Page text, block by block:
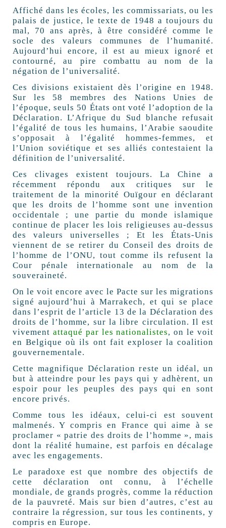
Affiché dans les écoles, les commissariats, ou les
palais de justice, le texte de 1948 a toujours du
mal, 70 ans après, à être considéré comme le
socle des valeurs communes de l’humanité.
Aujourd’hui encore, il est au mieux ignoré et
contourné, au pire combattu au nom de la
négation de l’universalité.
Ces divisions existaient dès l’origine en 1948.
Sur les 58 membres des Nations Unies de
l’époque, seuls 50 États ont voté l’adoption de la
Déclaration. L’Afrique du Sud blanche refusait
l’égalité de tous les humains, l’Arabie saoudite
s’opposait à l’égalité hommes-femmes, et
l’Union soviétique et ses alliés contestaient la
définition de l’universalité.
Ces clivages existent toujours. La Chine a
récemment répondu aux critiques sur le
traitement de la minorité Ouïgour en déclarant
que les droits de l’homme sont une invention
occidentale ; une partie du monde islamique
continue de placer les lois religieuses au-dessus
des valeurs universelles ; Et les États-Unis
viennent de se retirer du Conseil des droits de
l’homme de l’ONU, tout comme ils refusent la
Cour pénale internationale au nom de la
souveraineté.
On le voit encore avec le Pacte sur les migrations
signé aujourd’hui à Marrakech, et qui se place
dans l’esprit de l’article 13 de la Déclaration des
droits de l’homme, sur la libre circulation. Il est
vivement attaqué par les nationalistes, on le voit
en Belgique où ils ont fait exploser la coalition
gouvernementale.
Cette magnifique Déclaration reste un idéal, un
but à atteindre pour les pays qui y adhèrent, un
espoir pour les peuples des pays qui en sont
encore privés.
Comme tous les idéaux, celui-ci est souvent
malmenés. Y compris en France qui aime à se
proclamer « patrie des droits de l’homme », mais
dont la réalité humaine, est parfois en décalage
avec les engagements.
Le paradoxe est que nombre des objectifs de
cette déclaration ont connu, à l’échelle
mondiale, de grands progrès, comme la réduction
de la pauvreté. Mais sur bien d’autres, c’est au
contraire la régression, sur tous les continents, y
compris en Europe.